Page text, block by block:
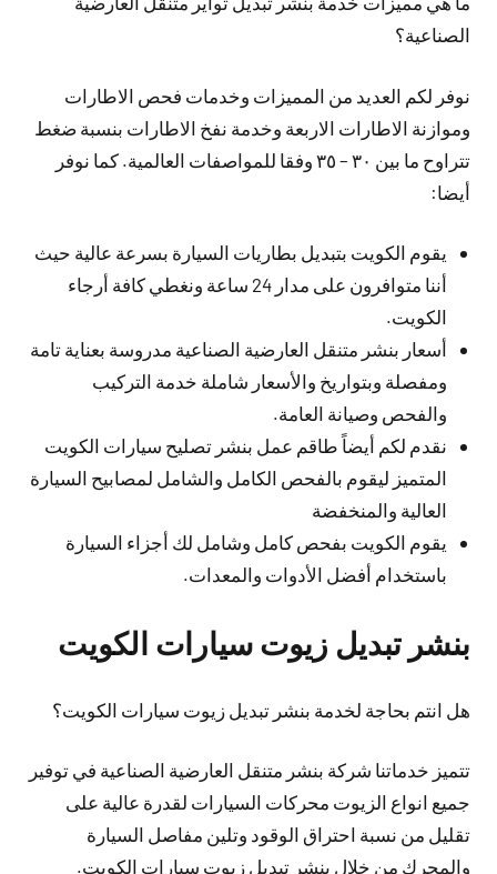
الصناعية؟
نوفر لكم العديد من المميزات وخدمات فحص الاطارات
وموازنة الاطارات الاربعة وخدمة نفخ الاطارات بنسبة ضغط
تتراوح ما بين ٣٠ – ٣٥ وفقا للمواصفات العالمية. كما نوفر
أيضا:
يقوم الكويت بتبديل بطاريات السيارة بسرعة عالية حيث
أننا متوافرون على مدار 24 ساعة ونغطي كافة أرجاء
الكويت.
أسعار بنشر متنقل العارضية الصناعية مدروسة بعناية تامة
ومفصلة وبتواريخ والأسعار شاملة خدمة التركيب
والفحص وصيانة العامة.
نقدم لكم أيضاً طاقم عمل بنشر تصليح سيارات الكويت
المتميز ليقوم بالفحص الكامل والشامل لمصابيح السيارة
العالية والمنخفضة
يقوم الكويت بفحص كامل وشامل لك أجزاء السيارة
باستخدام أفضل الأدوات والمعدات.
بنشر تبديل زيوت سيارات الكويت
هل انتم بحاجة لخدمة بنشر تبديل زيوت سيارات الكويت؟
تتميز خدماتنا شركة بنشر متنقل العارضية الصناعية في توفير
جميع انواع الزيوت محركات السيارات لقدرة عالية على
تقليل من نسبة احتراق الوقود وتلين مفاصل السيارة
والمحرك من خلال بنشر تبديل زيوت سيارات الكويت.